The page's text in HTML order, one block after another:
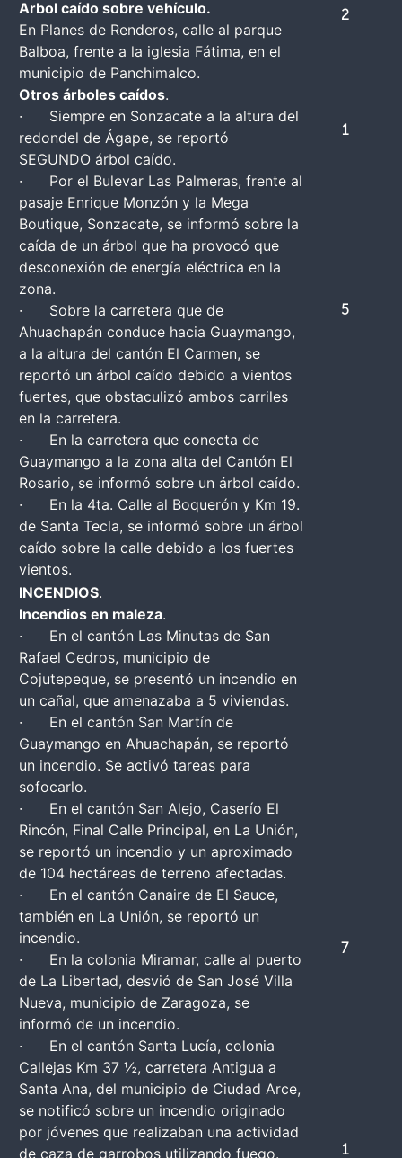
Arbol caído sobre vehículo.
En Planes de Renderos, calle al parque
Balboa, frente a la iglesia Fátima, en el
municipio de Panchimalco.
Otros árboles caídos.
· Siempre en Sonzacate a la altura del
redondel de Ágape, se reportó
SEGUNDO árbol caído.
· Por el Bulevar Las Palmeras, frente al
pasaje Enrique Monzón y la Mega
Boutique, Sonzacate, se informó sobre la
caída de un árbol que ha provocó que
desconexión de energía eléctrica en la
zona.
· Sobre la carretera que de
Ahuachapán conduce hacia Guaymango,
a la altura del cantón El Carmen, se
reportó un árbol caído debido a vientos
fuertes, que obstaculizó ambos carriles
en la carretera.
· En la carretera que conecta de
Guaymango a la zona alta del Cantón El
Rosario, se informó sobre un árbol caído.
· En la 4ta. Calle al Boquerón y Km 19.
de Santa Tecla, se informó sobre un árbol
caído sobre la calle debido a los fuertes
vientos.
2
1
5
INCENDIOS.
Incendios en maleza.
· En el cantón Las Minutas de San
Rafael Cedros, municipio de
Cojutepeque, se presentó un incendio en
un cañal, que amenazaba a 5 viviendas.
· En el cantón San Martín de
Guaymango en Ahuachapán, se reportó
un incendio. Se activó tareas para
sofocarlo.
· En el cantón San Alejo, Caserío El
Rincón, Final Calle Principal, en La Unión,
se reportó un incendio y un aproximado
de 104 hectáreas de terreno afectadas.
· En el cantón Canaire de El Sauce,
también en La Unión, se reportó un
incendio.
· En la colonia Miramar, calle al puerto
de La Libertad, desvió de San José Villa
Nueva, municipio de Zaragoza, se
informó de un incendio.
· En el cantón Santa Lucía, colonia
Callejas Km 37 ½, carretera Antigua a
Santa Ana, del municipio de Ciudad Arce,
se notificó sobre un incendio originado
por jóvenes que realizaban una actividad
de caza de garrobos utilizando fuego.
7
1